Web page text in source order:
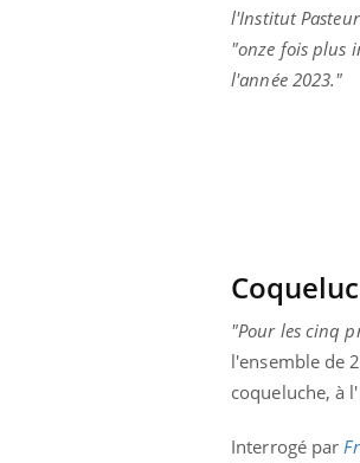
l'Institut
"onze fois plus
l'année 2023."
"Pour les cinq
l'ensemble de
coqueluche, à
Interrogé par
Mordue
secourue
une
les